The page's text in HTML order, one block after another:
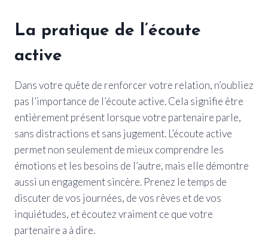
La pratique de l’écoute
active
Dans votre quête de renforcer votre relation, n’oubliez
pas l’importance de l’écoute active. Cela signifie être
entièrement présent lorsque votre partenaire parle,
sans distractions et sans jugement. L’écoute active
permet non seulement de mieux comprendre les
émotions et les besoins de l’autre, mais elle démontre
aussi un engagement sincère. Prenez le temps de
discuter de vos journées, de vos rêves et de vos
inquiétudes, et écoutez vraiment ce que votre
partenaire a à dire.